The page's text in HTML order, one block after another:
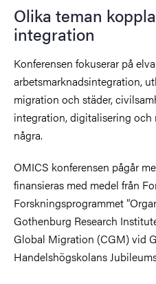
Olika teman
integration
Konferensen fokuserar på
arbetsmarknadsintegration,
migration och städer,
integration, digitalisering och
några.
OMICS konferensen pågår
finansieras med medel från
Forskningsprogrammet
Gothenburg Research
Global Migration (CGM) vid
Handelshögskolans